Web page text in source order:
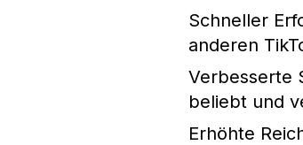
Schneller
anderen
Verbesserte
beliebt und
Erhöhte